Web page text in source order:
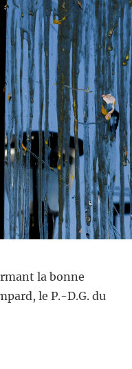
la bonne
le P.-D.G. du